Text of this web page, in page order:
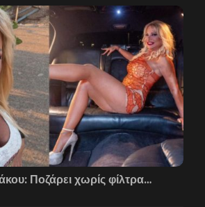
Ποζάρει χωρίς φίλτρα…